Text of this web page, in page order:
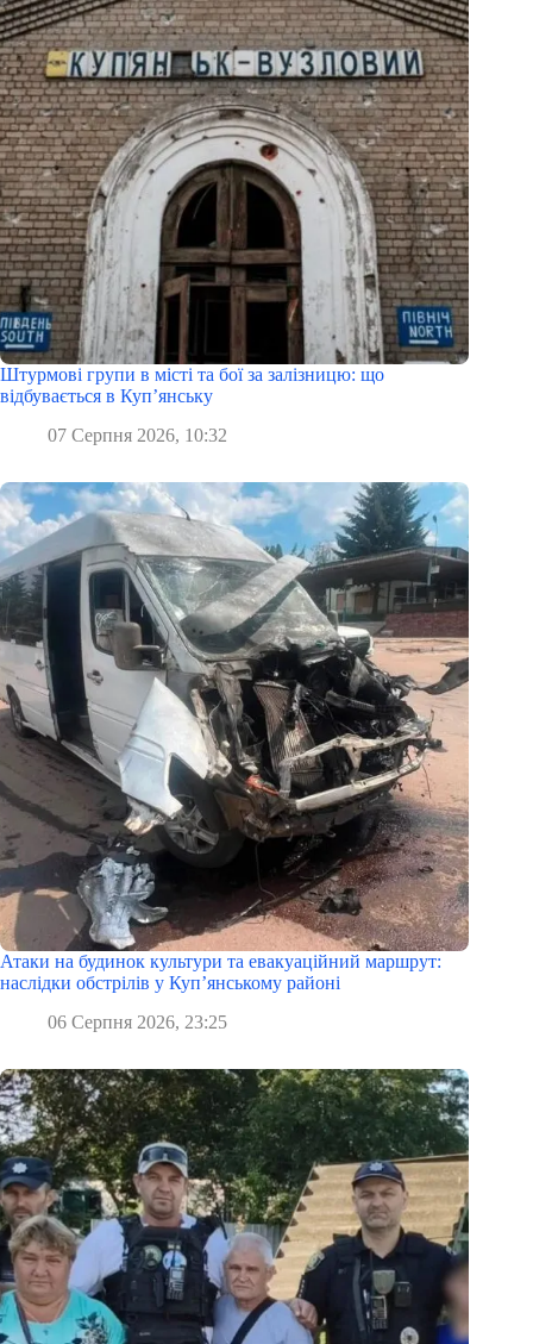
Штурмові групи в місті та бої за залізницю: що
відбувається в Куп’янську
07 Серпня 2026, 10:32
Атаки на будинок культури та евакуаційний маршрут:
наслідки обстрілів у Куп’янському районі
06 Серпня 2026, 23:25